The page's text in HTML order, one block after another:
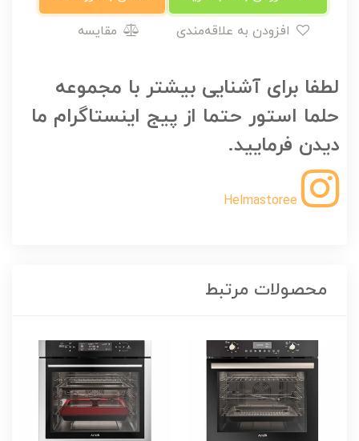
مقایسه
لطفا برای آشنایی بیشتر با مجموعه
حلما استور حتما از پیج اینستاگرام ما
دیدن فرمایید.
Helmastoree
محصولات مرتبط